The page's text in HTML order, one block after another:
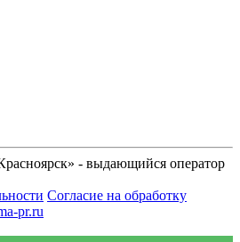
- выдающийся оператор
Согласие на обработку
pr.ru